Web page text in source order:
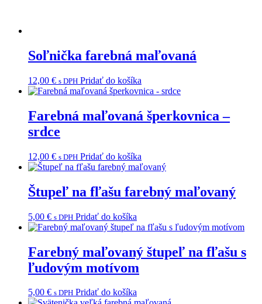
Soľnička farebná maľovaná
12,00 € s DPH Pridať do košíka
Farebná maľovaná šperkovnica –
srdce
12,00 € s DPH Pridať do košíka
Štupeľ na fľašu farebný maľovaný
5,00 € s DPH Pridať do košíka
Farebný maľovaný štupeľ na fľašu s
ľudovým motívom
5,00 € s DPH Pridať do košíka